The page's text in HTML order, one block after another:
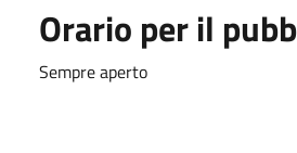
Orario per il
Sempre aperto